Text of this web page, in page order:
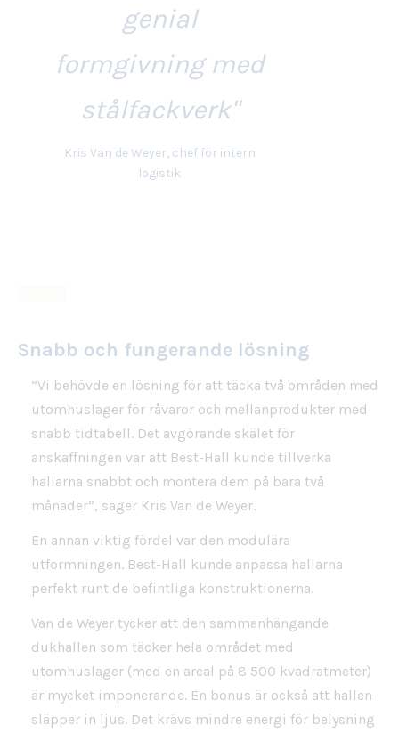
genial
formgivning med
stålfackverk"
Kris Van de Weyer, chef för intern
logistik
Snabb och fungerande lösning
”Vi behövde en lösning för att täcka två områden med
utomhuslager för råvaror och mellanprodukter med
snabb tidtabell. Det avgörande skälet för
anskaffningen var att Best-Hall kunde tillverka
hallarna snabbt och montera dem på bara två
månader”, säger Kris Van de Weyer.
En annan viktig fördel var den modulära
utformningen. Best-Hall kunde anpassa hallarna
perfekt runt de befintliga konstruktionerna.
Van de Weyer tycker att den sammanhängande
dukhallen som täcker hela området med
utomhuslager (med en areal på 8 500 kvadratmeter)
är mycket imponerande. En bonus är också att hallen
släpper in ljus. Det krävs mindre energi för belysning